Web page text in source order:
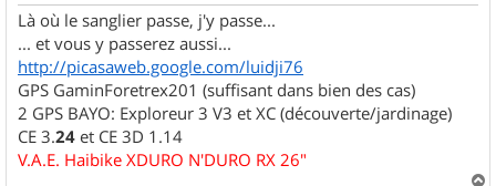
Là où le sanglier passe, j'y passe...
... et vous y passerez aussi...
http://picasaweb.google.com/luidji76
GPS GaminForetrex201 (suffisant dans bien des cas)
2 GPS BAYO: Exploreur 3 V3 et XC (découverte/jardinage)
CE 3.24 et CE 3D 1.14
V.A.E. Haibike XDURO N'DURO RX 26"